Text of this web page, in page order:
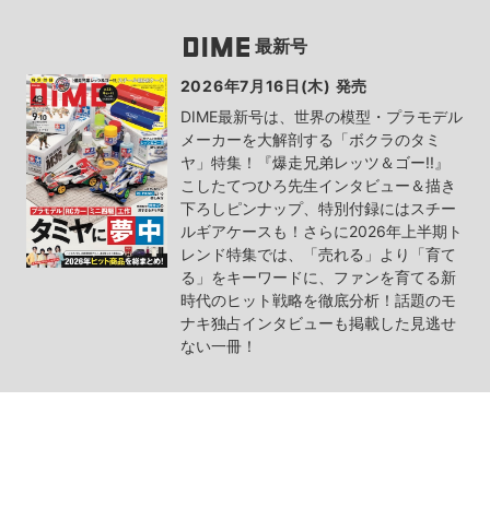
最新号
2026年7月16日(木) 発売
DIME最新号は、世界の模型・プラモデル
メーカーを大解剖する「ボクラのタミ
ヤ」特集！『爆走兄弟レッツ＆ゴー!!』
こしたてつひろ先生インタビュー＆描き
下ろしピンナップ、特別付録にはスチー
ルギアケースも！さらに2026年上半期ト
レンド特集では、「売れる」より「育て
る」をキーワードに、ファンを育てる新
時代のヒット戦略を徹底分析！話題のモ
ナキ独占インタビューも掲載した見逃せ
ない一冊！